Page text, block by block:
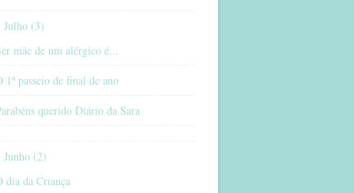
Julho (3)
mãe de um alérgico é...
1º passeio de final de ano
querido Diário da Sara
Junho (2)
dia da Criança